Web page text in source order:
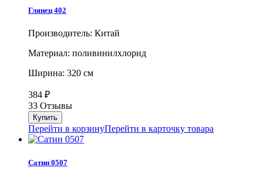
Глянец 402
Производитель: Китай
Материал: поливинилхлорид
Ширина: 320 см
384 ₽
33 Отзывы
Перейти в корзинуПерейти в карточку товара
Сатин 0507